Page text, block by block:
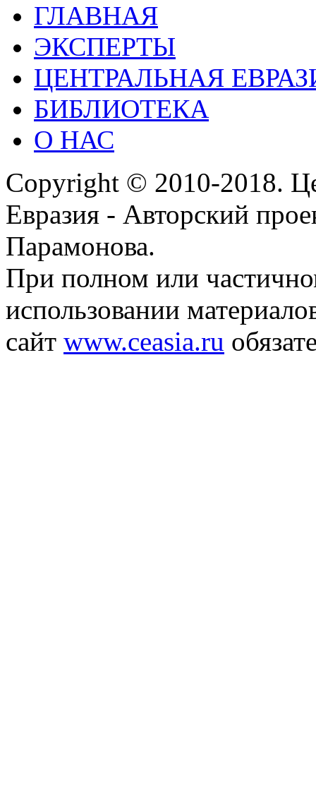
ГЛАВНАЯ
ЭКСПЕРТЫ
ЦЕНТРАЛЬНАЯ
БИБЛИОТЕКА
О НАС
Copyright © 2010-2018.
Евразия - Авторский
Парамонова.
При полном или
использовании
сайт www.ceasia.ru